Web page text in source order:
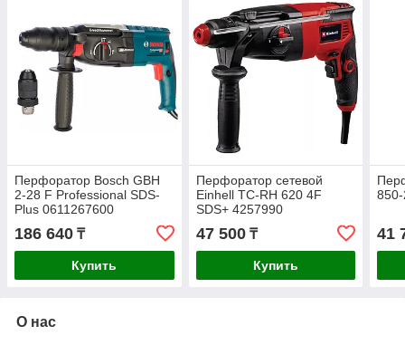
Перфоратор Bosch GBH
2-28 F Professional SDS-
Plus 0611267600
186 640 ₸
Купить
Перфоратор сетевой
Einhell TC-RH 620 4F
SDS+ 4257990
47 500₸
Купить
41
О нас